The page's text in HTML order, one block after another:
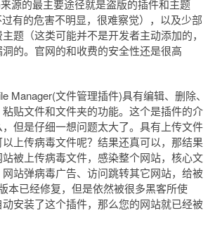
源的最主要途径就是盗版的插件和主题
过有的危害不明显，很难察觉），以及少部
题（这类可能并不是开发者主动添加的，
的。官网的和收费的安全性还是很高
Manager(文件管理插件)具有编辑、删除、
粘贴文件和文件夹的功能。这个是插件的介
但是仔细一想问题太大了。具有上传文件
上传病毒文件呢？结果还真可以，那结果
被上传病毒文件，感染整个网站，核心文
站弹病毒广告、访问跳转其它网站，给被
本已经修复，但是依然被很多黑客所使
安装了这个插件，那么您的网站就已经被